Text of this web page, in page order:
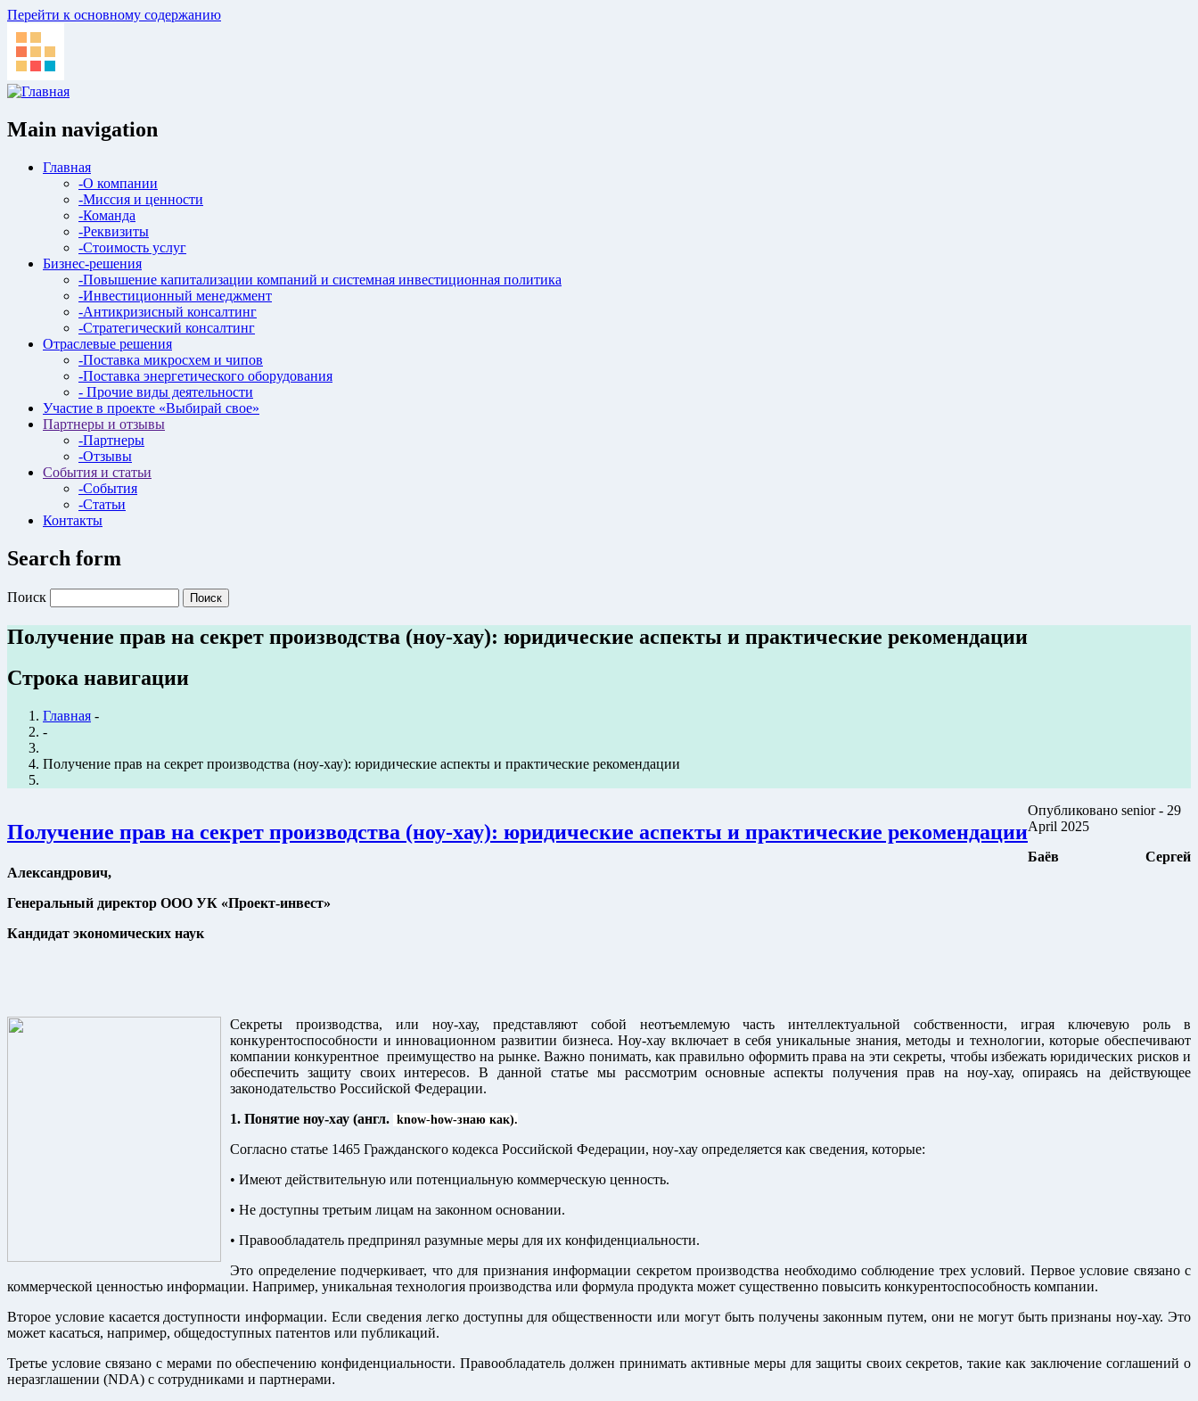
Перейти к основному содержанию
Main navigation
Главная
-О компании
-Миссия и ценности
-Команда
-Реквизиты
-Стоимость услуг
Бизнес-решения
-Повышение капитализации компаний и системная инвестиционная политика
-Инвестиционный менеджмент
-Антикризисный консалтинг
-Стратегический консалтинг
Отраслевые решения
-Поставка микросхем и чипов
-Поставка энергетического оборудования
- Прочие виды деятельности
Участие в проекте «Выбирай свое»
Партнеры и отзывы
-Партнеры
-Отзывы
События и статьи
-События
-Статьи
Контакты
Search form
Поиск
Получение прав на секрет производства (ноу-хау): юридические аспекты и практические рекомендации
Строка навигации
Главная -
-
Получение прав на секрет производства (ноу-хау): юридические аспекты и практические рекомендации
Получение прав на секрет производства (ноу-хау): юридические аспекты и практические рекомендации
Опубликовано senior- 29
April 2025
Баёв Сергей
Александрович,
Генеральный директор ООО УК «Проект-инвест»
Кандидат экономических наук
Секреты производства, или ноу-хау, представляют собой неотъемлемую часть интеллектуальной собственности, играя ключевую роль в
конкурентоспособности и инновационном развитии бизнеса. Ноу-хау включает в себя уникальные знания, методы и технологии, которые обеспечивают
компании конкурентное преимущество на рынке. Важно понимать, как правильно оформить права на эти секреты, чтобы избежать юридических рисков и
обеспечить защиту своих интересов. В данной статье мы рассмотрим основные аспекты получения прав на ноу-хау, опираясь на действующее
законодательство Российской Федерации.
1. Понятие ноу-хау (англ. know-how-знаю как).
Согласно статье 1465 Гражданского кодекса Российской Федерации, ноу-хау определяется как сведения, которые:
• Имеют действительную или потенциальную коммерческую ценность.
• Не доступны третьим лицам на законном основании.
• Правообладатель предпринял разумные меры для их конфиденциальности.
Это определение подчеркивает, что для признания информации секретом производства необходимо соблюдение трех условий. Первое условие связано с
коммерческой ценностью информации. Например, уникальная технология производства или формула продукта может существенно повысить конкурентоспособность компании.
Второе условие касается доступности информации. Если сведения легко доступны для общественности или могут быть получены законным путем, они не могут быть признаны ноу-хау. Это
может касаться, например, общедоступных патентов или публикаций.
Третье условие связано с мерами по обеспечению конфиденциальности. Правообладатель должен принимать активные меры для защиты своих секретов, такие как заключение соглашений о
неразглашении (NDA) с сотрудниками и партнерами.